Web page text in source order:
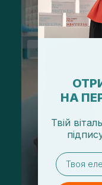
НА
Твій
email